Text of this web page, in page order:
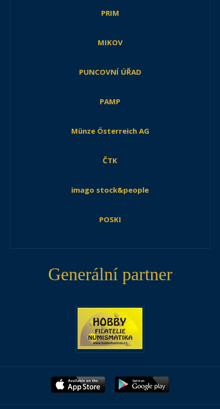
PRIM
MIKOV
PUNCOVNÍ ÚŘAD
PAMP
Münze Österreich AG
ČTK
imago stock&people
POSKI
Generální partner